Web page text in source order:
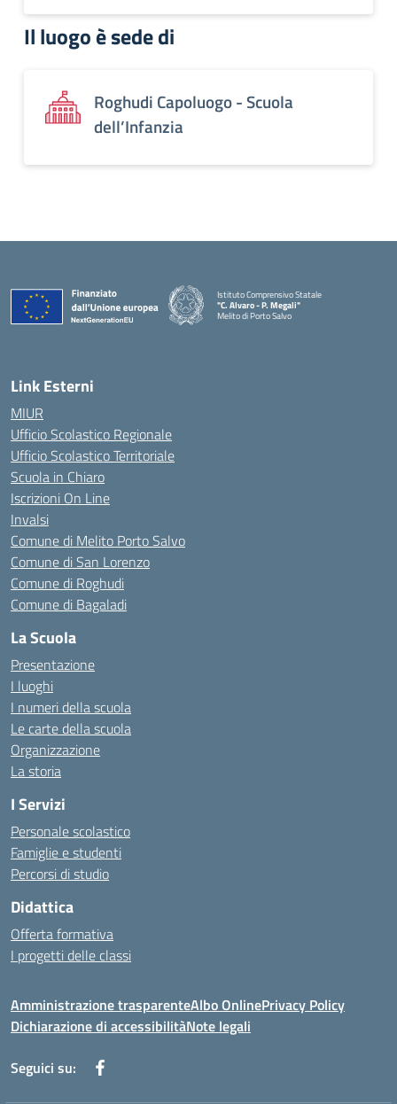
Il luogo è sede di
Roghudi Capoluogo - Scuola
dell’Infanzia
Istituto Comprensivo Statale
"C. Alvaro - P. Megali"
Melito di Porto Salvo
Link Esterni
MIUR
Ufficio Scolastico Regionale
Ufficio Scolastico Territoriale
Scuola in Chiaro
Iscrizioni On Line
Invalsi
Comune di Melito Porto Salvo
Comune di San Lorenzo
Comune di Roghudi
Comune di Bagaladi
La Scuola
Presentazione
I luoghi
I numeri della scuola
Le carte della scuola
Organizzazione
La storia
I Servizi
Personale scolastico
Famiglie e studenti
Percorsi di studio
Didattica
Offerta formativa
I progetti delle classi
Amministrazione trasparenteAlbo OnlinePrivacy Policy
Dichiarazione di accessibilitàNote legali
Seguici su: